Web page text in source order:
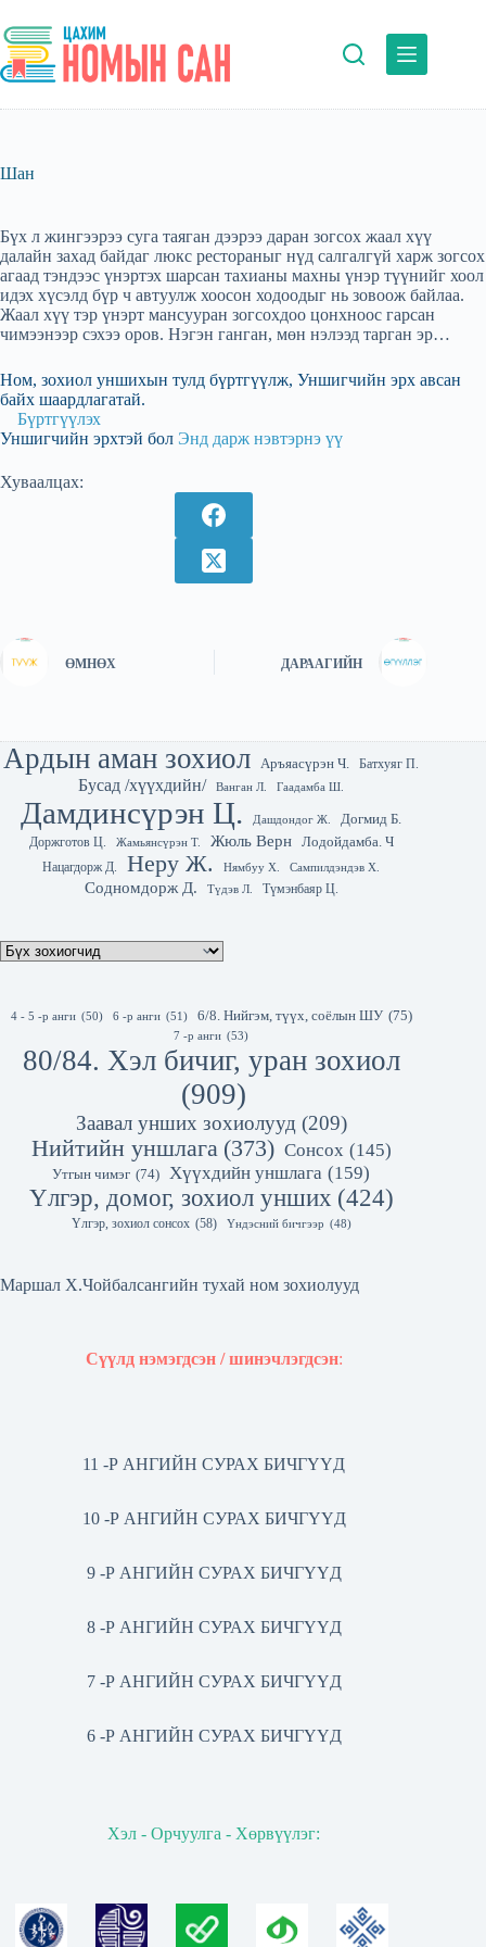
to
content
Шан
Бүх л жингээрээ суга таяган дээрээ даран зогсох жаал хүү
далайн захад байдаг люкс рестораныг нүд салгалгүй харж зогсох
агаад тэндээс үнэртэх шарсан тахианы махны үнэр түүнийг хоол
идэх хүсэлд бүр ч автуулж хоосон ходоодыг нь зовоож байлаа.
Жаал хүү тэр үнэрт мансууран зогсохдоо цонхноос гарсан
чимээнээр сэхээ оров. Нэгэн ганган, мөн нэлээд тарган эр…
Ном, зохиол уншихын тулд бүртгүүлж, Уншигчийн эрх авсан
байх шаардлагатай.
Бүртгүүлэх
Уншигчийн эрхтэй бол Энд дарж нэвтэрнэ үү
Хуваалцах:
ӨМНӨХ ДАРААГИЙН
Ардын аман зохиол Аръяасүрэн Ч. Батхуяг П.
Бусад /хүүхдийн/ Ванган Л. Гаадамба Ш.
Дамдинсүрэн Ц. Дашдондог Ж.
Догмид Б.
Доржготов Ц.
Жамьянсүрэн Т. Жюль Верн Лодойдамба. Ч
Нацагдорж Д. Неру Ж. Нямбуу Х. Сампилдэндэв Х.
Содномдорж Д. Түдэв Л. Түмэнбаяр Ц.
4 - 5 -р анги (50) 6 -р анги (51) 6/8. Нийгэм, түүх, соёлын ШУ (75)
7 -р анги (53)
80/84. Хэл бичиг, уран зохиол
(909)
Заавал унших зохиолууд (209)
Нийтийн уншлага (373) Сонсох (145)
Утгын чимэг (74) Хүүхдийн уншлага (159)
Үлгэр, домог, зохиол унших (424)
Үлгэр, зохиол сонсох (58) Үндэсний бичгээр (48)
Маршал Х.Чойбалсангийн тухай ном зохиолууд
Сүүлд нэмэгдсэн / шинэчлэгдсэн:
11 -Р АНГИЙН СУРАХ БИЧГҮҮД
10 -Р АНГИЙН СУРАХ БИЧГҮҮД
9 -Р АНГИЙН СУРАХ БИЧГҮҮД
8 -Р АНГИЙН СУРАХ БИЧГҮҮД
7 -Р АНГИЙН СУРАХ БИЧГҮҮД
6 -Р АНГИЙН СУРАХ БИЧГҮҮД
Хэл - Орчуулга - Хөрвүүлэг: